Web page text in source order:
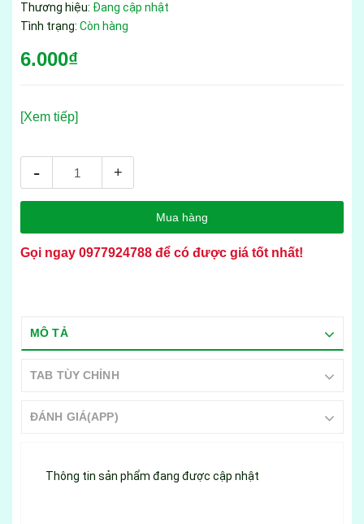
Thương hiệu: Đang cập nhật
Tình trạng: Còn hàng
6.000₫
[Xem tiếp]
- +
Mua hàng
Gọi ngay 0977924788 để có được giá tốt nhất!
MÔ TẢ
TAB TÙY CHỈNH
ĐÁNH GIÁ(APP)
Thông tin sản phẩm đang được cập nhật